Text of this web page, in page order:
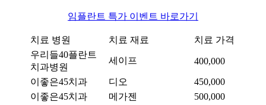
임플란트 특가 이벤트 바로가기
치료 병원 치료 재료
치료 가격
우리들40플란트
치과병원
세이프 400,000
이좋은45치과 디오
450,000
이좋은45치과
메가젠
500,000